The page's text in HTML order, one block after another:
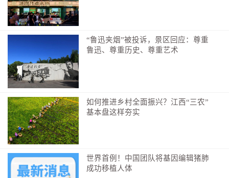
急于逃避的核心内因，是习惯把他人负面情绪归罪
于自己。冲突当下很难自动分清边界，可在内心默念固
定话术做情绪切割：他的愤怒属于他的过去，我的平静
属于我的现在。
时刻提醒自己：对方的暴躁与苛责，源于其自身情绪管
理能力与过往经历，不等于自身存在过错，更不代表会
遭受伤害。不必急于争辩，完成认知分割，就能大幅降
低心理警报的刺激强度。
面对冲突时下意识躲避，是年幼无助时大脑为我们
搭建的保护屏障，不该被视作缺点。校准失衡的预警机
制，目的不是做到无所畏惧，而是拿回情绪主导权：面
对矛盾，你可以从容选择沟通，也可以主动暂时离场，
“鲁迅夹烟”被投诉，景区回应：尊重
鲁迅、尊重历史、尊重艺术
如何推进乡村全面振兴？江西“三农”
基本盘这样夯实
世界首例！中国团队将基因编辑猪肺
成功移植人体